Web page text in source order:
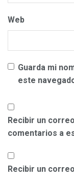
Web
Guarda mi
este
Recibir un
comentarios a
Recibir un